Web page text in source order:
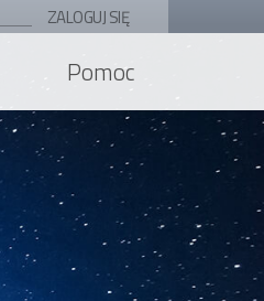
ZALOGUJ SIĘ
Pomoc